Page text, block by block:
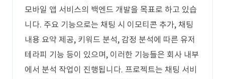
모바일 앱 서비스의 백엔드 개발을 목표로 하고 있습
니다. 주요 기능으로는 채팅 시 이모티콘 추가, 채팅
내용 요약 제공, 키워드 분석, 감정 분석에 따른 유저
테라피 기능 등이 있으며, 이러한 기능들은 회사 내부
에서 분석 작업이 진행됩니다. 프로젝트는 채팅 서비